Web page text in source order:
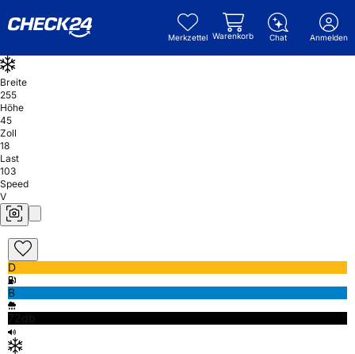
Merkzettel Warenkorb Chat Anmelden
Breite
255
Höhe
45
Zoll
18
Last
103
Speed
V
D
B
72db